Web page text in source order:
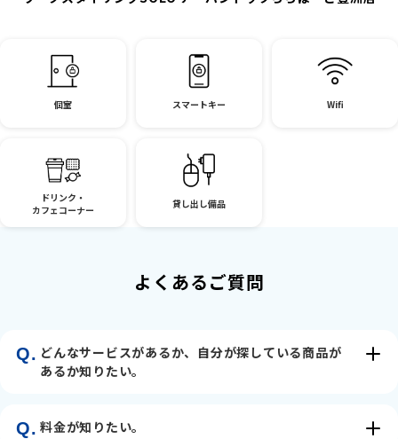
個室 スマートキー Wifi
ドリンク・
カフェコーナー
貸し出し備品
よくあるご質問
Q. どんなサービスがあるか、自分が探している商品が
あるか知りたい。
Q. 料金が知りたい。